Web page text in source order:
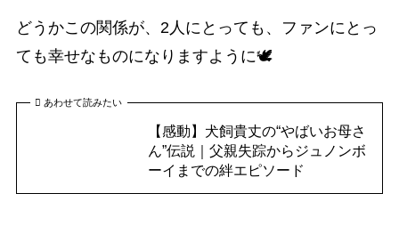
どうかこの関係が、2人にとっても、ファンにとっ
ても幸せなものになりますように🕊
あわせて読みたい
【感動】犬飼貴丈の“やばいお母さ
ん”伝説｜父親失踪からジュノンボ
ーイまでの絆エピソード